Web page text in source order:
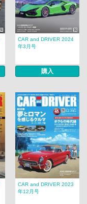
CAR and DRIVER 2024
年3月号
購入
CAR and DRIVER 2023
年12月号